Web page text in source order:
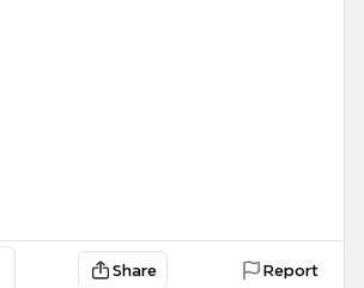
Share Report